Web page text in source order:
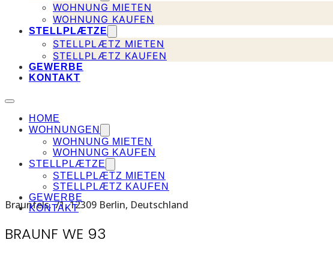
WOHNUNG MIETEN
WOHNUNG KAUFEN
STELLPLÆTZE
STELLPLÆTZ MIETEN
STELLPLÆTZ KAUFEN
GEWERBE
KONTAKT
HOME
WOHNUNGEN
WOHNUNG MIETEN
WOHNUNG KAUFEN
STELLPLÆTZE
STELLPLÆTZ MIETEN
STELLPLÆTZ KAUFEN
GEWERBE
KONTAKT
Braunfels. 71, 12309 Berlin, Deutschland
BRAUNF WE 93